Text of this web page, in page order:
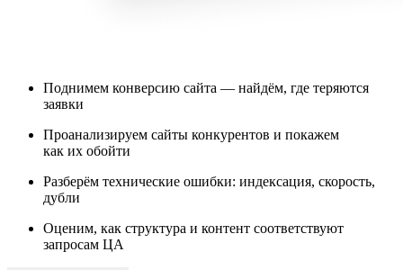
Поднимем конверсию сайта — найдём, где теряются
заявки
Проанализируем сайты конкурентов и покажем
как их обойти
Разберём технические ошибки: индексация, скорость,
дубли
Оценим, как структура и контент соответствуют
запросам ЦА